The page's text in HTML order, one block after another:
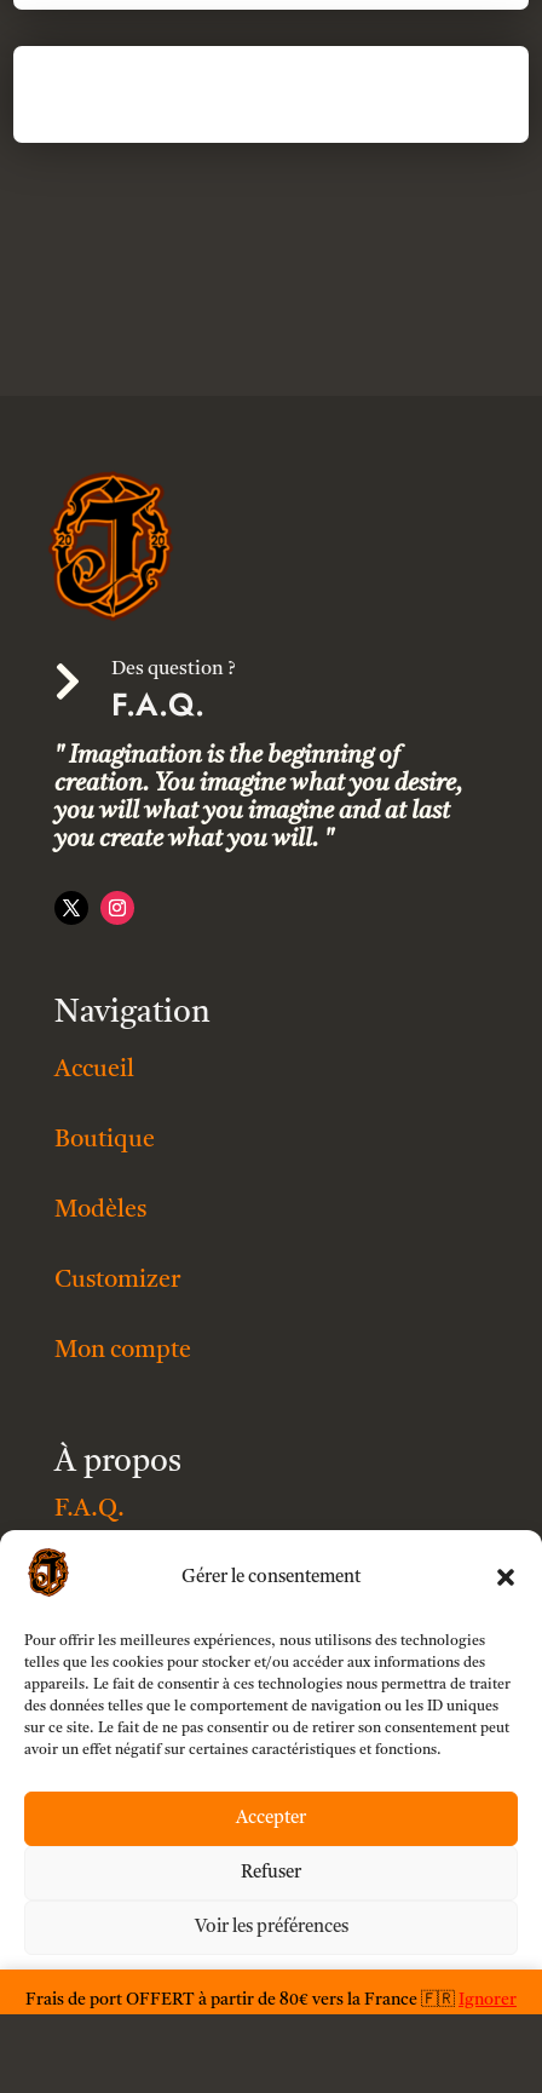
Gérer le consentement
Pour offrir les meilleures expériences, nous utilisons des technologies
telles que les cookies pour stocker et/ou accéder aux informations des
appareils. Le fait de consentir à ces technologies nous permettra de traiter
des données telles que le comportement de navigation ou les ID uniques
sur ce site. Le fait de ne pas consentir ou de retirer son consentement peut
avoir un effet négatif sur certaines caractéristiques et fonctions.
Accepter
Refuser
Voir les préférences
Frais de port OFFERT à partir de 80€ vers la France 🇫🇷 Ignorer
 Des question ?
F.A.Q.
" Imagination is the beginning of
creation. You imagine what you desire,
you will what you imagine and at last
you create what you will. "
Navigation
Accueil
Boutique
Modèles
Customizer
Mon compte
À propos
F.A.Q.
Condition générales d'utilisations
Livraison
Contact
Politique de confidentialité